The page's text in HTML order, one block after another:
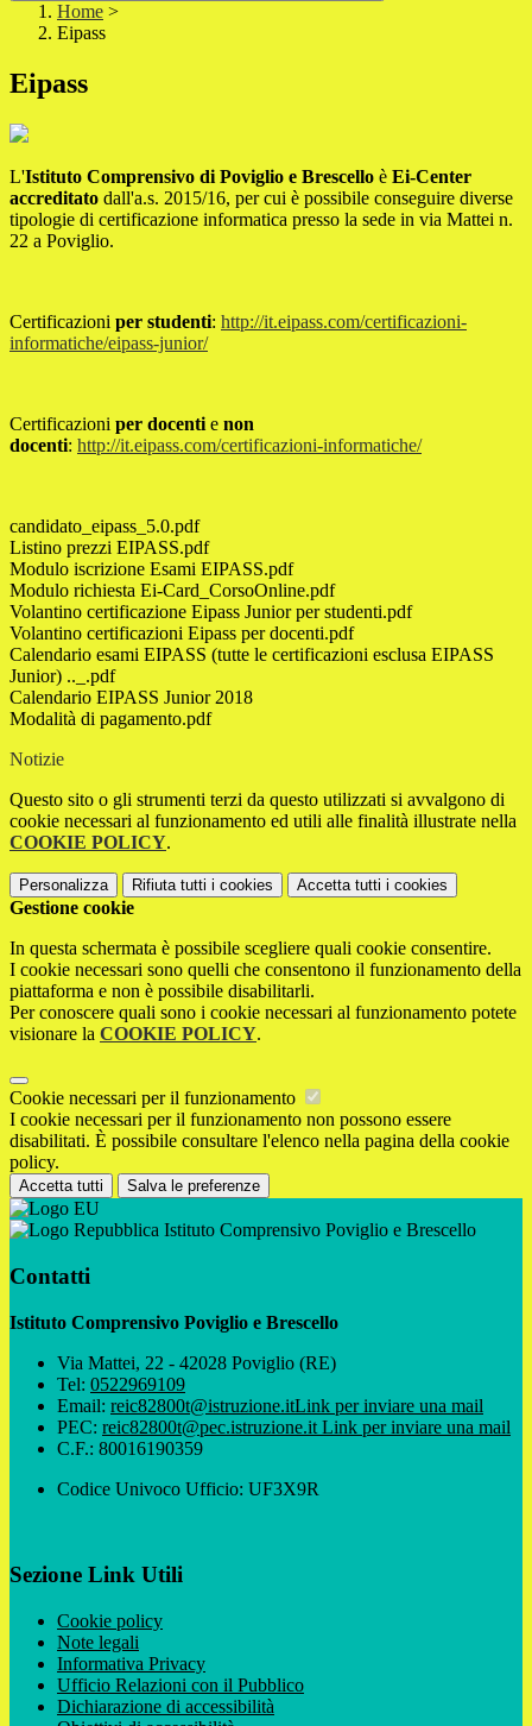
Home >
Eipass
Eipass
L'Istituto Comprensivo di Poviglio e Brescello è Ei-Center
accreditato dall'a.s. 2015/16, per cui è possibile conseguire diverse
tipologie di certificazione informatica presso la sede in via Mattei n.
22 a Poviglio.
Certificazioni per studenti: http://it.eipass.com/certificazioni-
informatiche/eipass-junior/
Certificazioni per docenti e non
docenti: http://it.eipass.com/certificazioni-informatiche/
candidato_eipass_5.0.pdf
Listino prezzi EIPASS.pdf
Modulo iscrizione Esami EIPASS.pdf
Modulo richiesta Ei-Card_CorsoOnline.pdf
Volantino certificazione Eipass Junior per studenti.pdf
Volantino certificazioni Eipass per docenti.pdf
Calendario esami EIPASS (tutte le certificazioni esclusa EIPASS
Junior) .._.pdf
Calendario EIPASS Junior 2018
Modalità di pagamento.pdf
Notizie
Questo sito o gli strumenti terzi da questo utilizzati si avvalgono di
cookie necessari al funzionamento ed utili alle finalità illustrate nella
COOKIE POLICY.
Personalizza Rifiuta tutti i cookies Accetta tutti i cookies
Gestione cookie
In questa schermata è possibile scegliere quali cookie consentire.
I cookie necessari sono quelli che consentono il funzionamento della
piattaforma e non è possibile disabilitarli.
Per conoscere quali sono i cookie necessari al funzionamento potete
visionare la COOKIE POLICY.
Cookie necessari per il funzionamento
I cookie necessari per il funzionamento non possono essere
disabilitati. È possibile consultare l'elenco nella pagina della cookie
policy.
Accetta tutti Salva le preferenze
Istituto Comprensivo Poviglio e Brescello
Contatti
Istituto Comprensivo Poviglio e Brescello
Via Mattei, 22 - 42028 Poviglio (RE)
Tel: 0522969109
Email: reic82800t@istruzione.itLink per inviare una mail
PEC: reic82800t@pec.istruzione.it Link per inviare una mail
C.F.: 80016190359
Codice Univoco Ufficio: UF3X9R
Sezione Link Utili
Cookie policy
Note legali
Informativa Privacy
Ufficio Relazioni con il Pubblico
Dichiarazione di accessibilità